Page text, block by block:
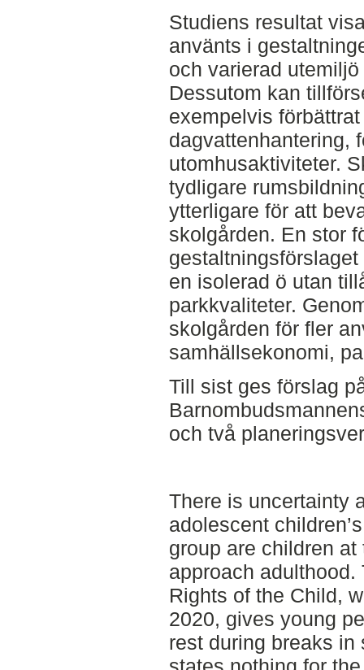
Studiens resultat
använts i
och varierad
Dessutom kan
exempelvis
dagvattenhantering,
utomhusaktiviteter.
tydligare
ytterligare för att
skolgården. En stor
en isolerad ö utan
parkkvaliteter.
skolgården för fler
samhällsekonomi,
Till sist ges förslag
och två
There is uncertainty
adolescent
group are children
approach
Rights of the Child,
2020, gives young
rest during breaks in